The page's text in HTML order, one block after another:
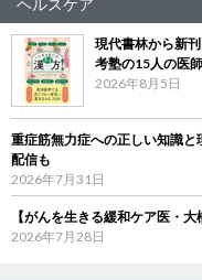
ヘルスケア
現代書林から新
考塾の15人の医
2026年8月5日
重症筋無力症への正しい知識
配信も
2026年7月31日
【がんを生きる緩和ケア医・
2026年7月28日